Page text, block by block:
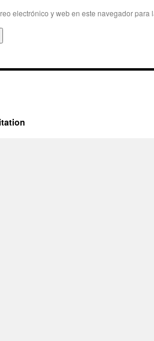
electrónico y web en este navegador para